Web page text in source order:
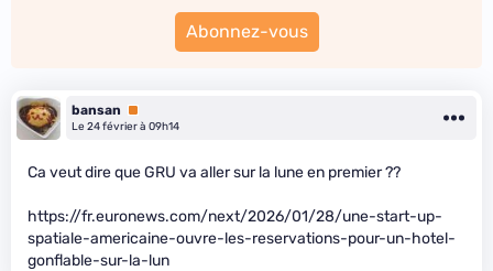
Abonnez-vous
bansan
Premium
Le 24 février à 09h14
Ca veut dire que GRU va aller sur la lune en premier ??
https://fr.euronews.com/next/2026/01/28/une-start-up-
spatiale-americaine-ouvre-les-reservations-pour-un-hotel-
gonflable-sur-la-lun